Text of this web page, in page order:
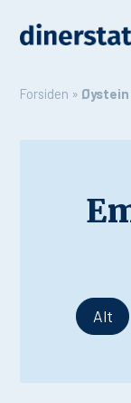
Forsiden » Øystein
Alt